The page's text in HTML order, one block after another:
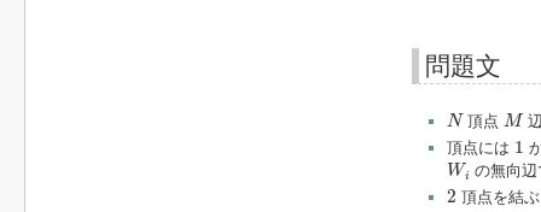
問題文
N
N 頂点 M
M
頂点には 1
1
Wi
Wi の無向
2
2 頂点を結